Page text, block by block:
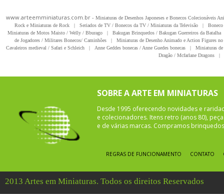
www.arteemminiaturas.com.br - Miniaturas de Desenhos Japoneses e Bonecos Colecionáveis
Rock e Miniaturas de Rock
| Seriados de TV / Bonecos da TV / Miniaturas da Televisão |
Miniaturas de Motos Maisto / Welly / Bburago
| Bakugan Brinquedos / Bakugan Guerreiros da Batalha
de Jogadores / Militares Bonecos/ Caminhões
|
Miniaturas de Desenho Animado e Action Figures
Cavaleiros medieval / Safari e Schleich
| Anne Geddes bonecas / Anne Guedes bonecas |
Miniaturas
Dragão / Mcfarlane Dragons
|
SOBRE A ARTE EM MINIATURAS
Desde 1995 oferecendo novidades e
e colecionadores. Itens retro (anos 80),
e de várias marcas. Compramos
REGRAS DE FUNCIONAMENTO CONTATO
2013 Artes em Miniaturas. Todos os direitos Reservados